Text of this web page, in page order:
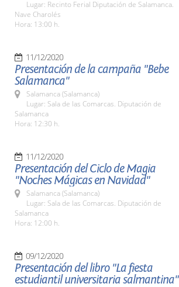
Lugar: Recinto Ferial Diputación de Salamanca.
Nave Charolés
Hora: 13:00 h.
11/12/2020
Presentación de la campaña "Bebe
Salamanca"
Salamanca (Salamanca)
Lugar: Sala de las Comarcas. Diputación de
Salamanca
Hora: 12:30 h.
11/12/2020
Presentación del Ciclo de Magia
"Noches Mágicas en Navidad"
Salamanca (Salamanca)
Lugar: Sala de las Comarcas. Diputación de
Salamanca
Hora: 12:00 h.
09/12/2020
Presentación del libro "La fiesta
estudiantil universitaria salmantina"